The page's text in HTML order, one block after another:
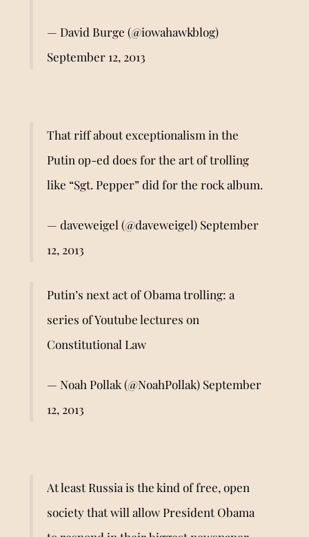
— David Burge (@iowahawkblog)
September 12, 2013
That riff about exceptionalism in the
Putin op-ed does for the art of trolling
like “Sgt. Pepper” did for the rock album.
— daveweigel (@daveweigel) September
12, 2013
Putin’s next act of Obama trolling: a
series of Youtube lectures on
Constitutional Law
— Noah Pollak (@NoahPollak) September
12, 2013
At least Russia is the kind of free, open
society that will allow President Obama